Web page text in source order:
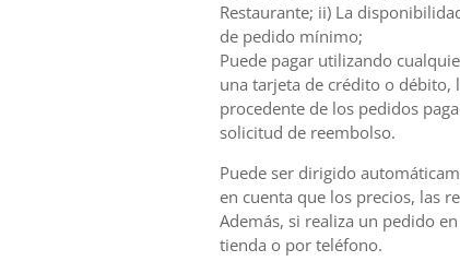
Restaurante; ii) La
de pedido mínimo;
Puede pagar utilizando
una tarjeta de crédito o débito,
procedente de los pedidos
solicitud de reembolso.
Puede ser dirigido
en cuenta que los precios, las
Además, si realiza un pedido
tienda o por teléfono.